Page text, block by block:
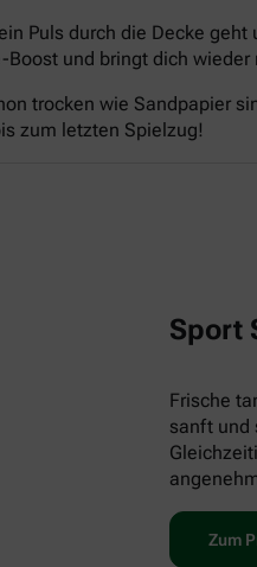
Puls durch die Decke
und bringt dich
trocken wie Sandpapier
zum letzten Spielzug!
Sport
Frische
sanft und
Zum